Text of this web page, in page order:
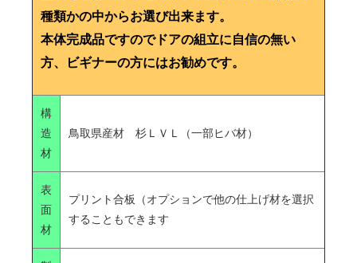
種類かの中からお選び出来ます。
本体完成品ですのでドアの組立に自信の無い
方、ビギナーの方にはお勧めです。
構
造
材
鳥取県産材 杉ＬＶＬ（一部ヒバ材）
表
面
材
プリント合板（オプションで他の仕上げ材を選択
することもできます